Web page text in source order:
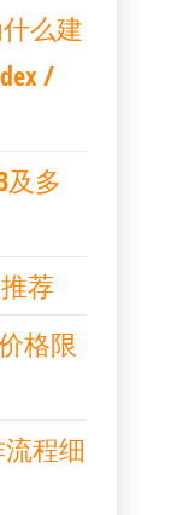
么建
/
及多
荐
格限
程细